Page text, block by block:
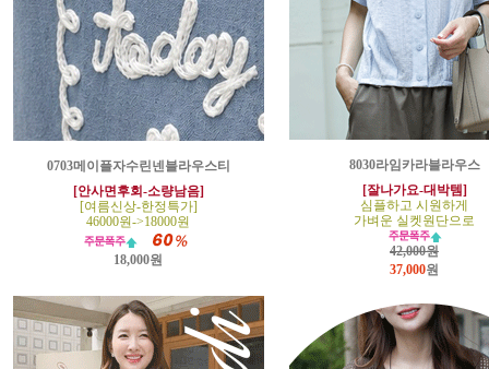
0703메이플자수린넨블라우스티
[안사면후회-소량남음]
[여름신상-한정특가]
46000원->18000원
18,000원
8030라임카라블라우스
[잘나가요-대박템]
심플하고 시원하게
가벼운 실켓원단으로
42,000원
37,000원